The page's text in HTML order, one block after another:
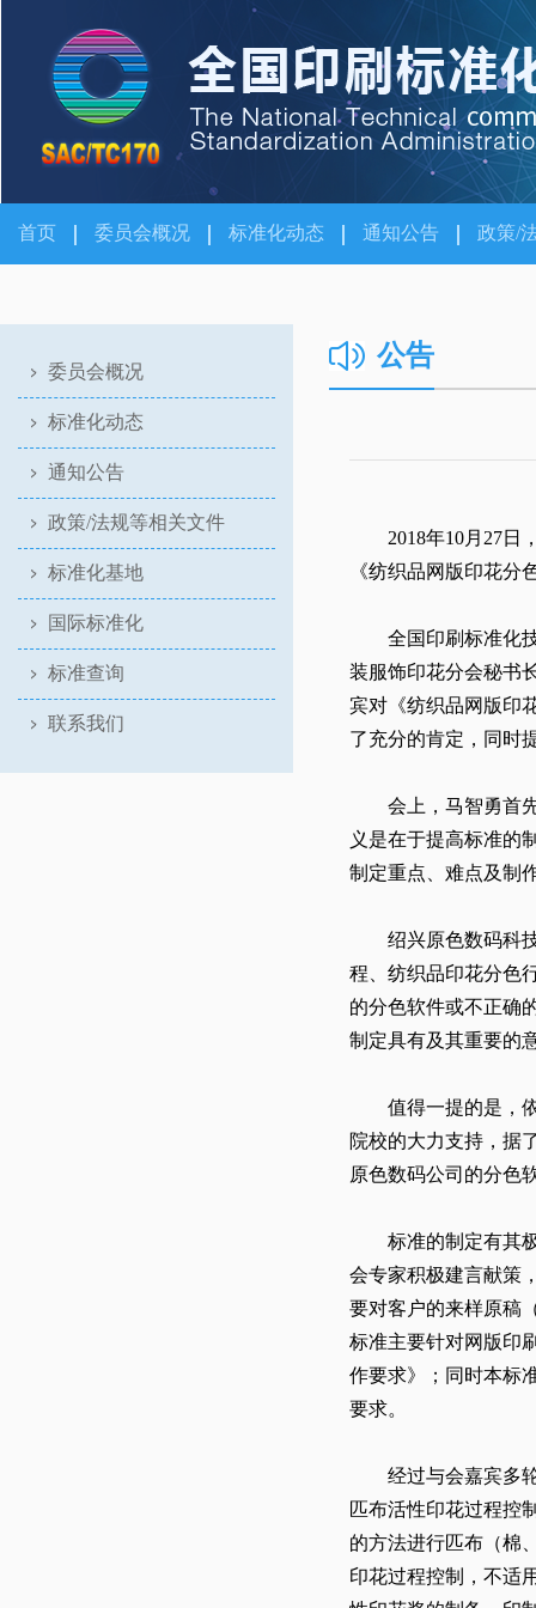
首页 委员会概况 标准化动态 通知公告 政策/
委员会概况
标准化动态
通知公告
政策/法规等相关文件
标准化基地
国际标准化
标准查询
联系我们
公告
2018年10月27日，
《纺织品网版印花
全国印刷标准化
装服饰印花分会秘书
宾对《纺织品网版印
了充分的肯定，同时
会上，马智勇首
义是在于提高标准的
制定重点、难点及制
绍兴原色数码科
程、纺织品印花分色
的分色软件或不正确
制定具有及其重要的
值得一提的是，
院校的大力支持，据
原色数码公司的分色
标准的制定有其
会专家积极建言献策
要对客户的来样原稿
标准主要针对网版印
作要求》；同时本标
要求。
经过与会嘉宾多
匹布活性印花过程控
的方法进行匹布（棉
印花过程控制，不适